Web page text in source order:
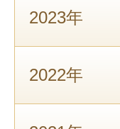
2023年
2022年